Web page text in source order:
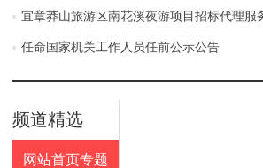
宜章莽山旅游区南花溪夜游项目招标代理服
任命国家机关工作人员任前公示公告
频道精选
网站首页专题